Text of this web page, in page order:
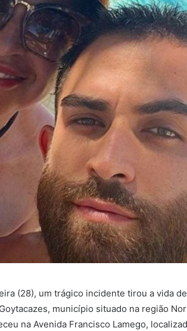
(28), um trágico incidente tirou a vida
município situado na região
na Avenida Francisco Lamego,